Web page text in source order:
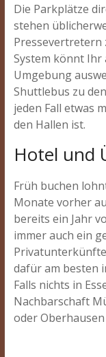
Die Parkplätze
stehen
Pressevertretern
System könnt Ihr
Umgebung
Shuttlebus zu
jeden Fall etwas
den Hallen ist.
Hotel und
Früh buchen
Monate vorher
bereits ein Jahr
immer auch ein
dafür am besten
Falls nichts in
Nachbarschaft
oder